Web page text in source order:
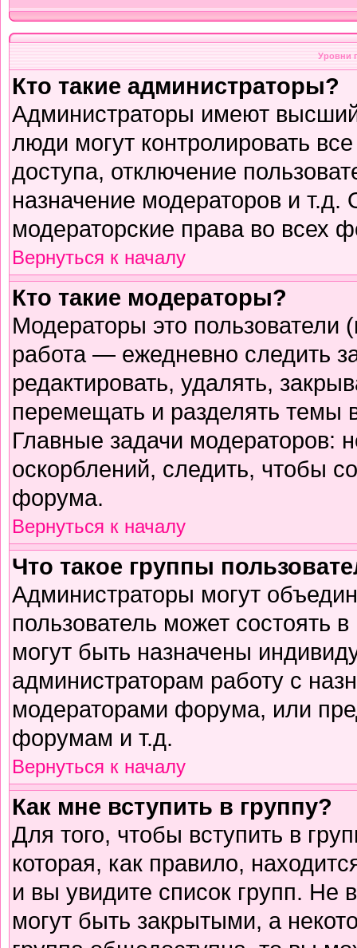
Уровни
Кто такие администраторы?
Администраторы имеют
люди могут контролировать
доступа, отключение
назначение модераторов и
модераторские права во всех
Вернуться к началу
Кто такие модераторы?
Модераторы это пользователи
работа — ежедневно следить
редактировать, удалять,
перемещать и разделять темы
Главные задачи модераторов:
оскорблений, следить, чтобы
форума.
Вернуться к началу
Что такое группы
Администраторы могут
пользователь может состоять
могут быть назначены
администраторам работу с
модераторами форума, или
форумам и т.д.
Вернуться к началу
Как мне вступить в группу?
Для того, чтобы вступить в
которая, как правило,
и вы увидите список групп. Не
могут быть закрытыми, а